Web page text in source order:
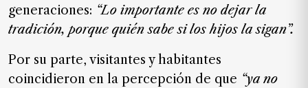
generaciones: “Lo importante es no dejar la
tradición, porque quién sabe si los hijos la sigan”.
Por su parte, visitantes y habitantes
coincidieron en la percepción de que “ya no